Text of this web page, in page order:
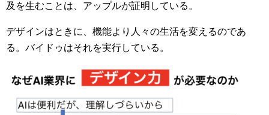
及を生むことは、アップルが証明している。
デザインはときに、機能より人々の生活を変えるのであ
る。バイドゥはそれを実行している。